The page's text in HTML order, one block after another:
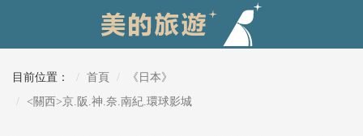
目前位置： 首頁
《日本》
<關西>京.阪.神.奈.南紀.環球影城